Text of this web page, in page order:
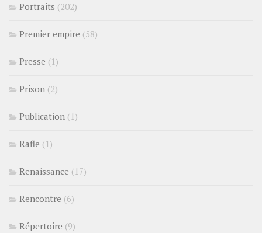
Portraits (202)
Premier empire (58)
Presse (1)
Prison (2)
Publication (1)
Rafle (1)
Renaissance (17)
Rencontre (6)
Répertoire (9)